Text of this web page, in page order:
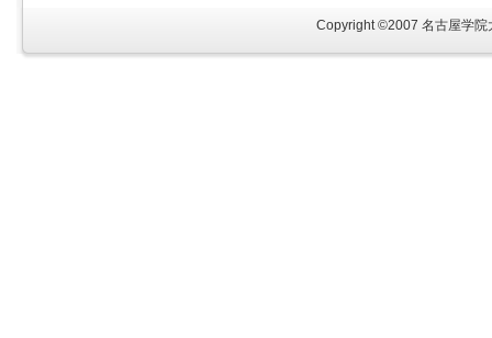
Copyright ©2007 名古屋学